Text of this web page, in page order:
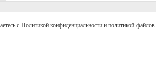
с Политикой конфиденциальности и политикой